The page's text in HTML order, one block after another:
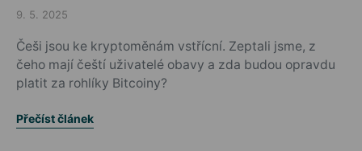
Posted on
9. 5. 2025
Češi jsou ke kryptoměnám vstřícní. Zeptali jsme, z
čeho mají čeští uživatelé obavy a zda budou opravdu
platit za rohlíky Bitcoiny?
Přečíst článek